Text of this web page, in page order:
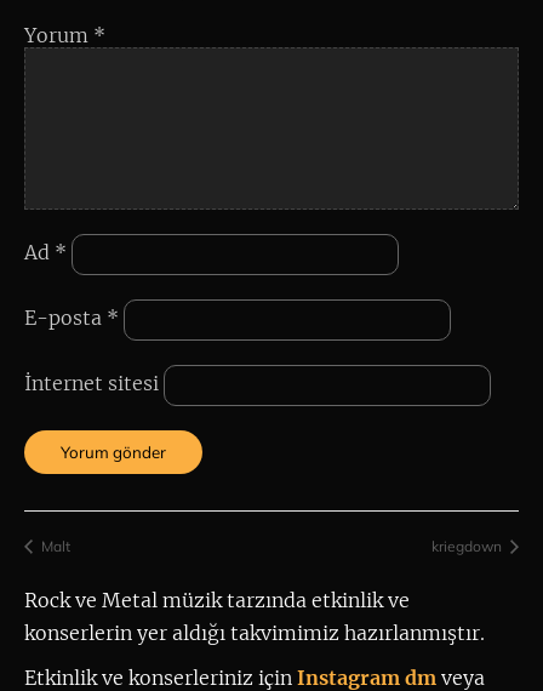
Yorum *
Ad *
E-posta *
İnternet sitesi
Malt kriegdown
Rock ve Metal müzik tarzında etkinlik ve
konserlerin yer aldığı takvimimiz hazırlanmıştır.
Etkinlik ve konserleriniz için Instagram dm